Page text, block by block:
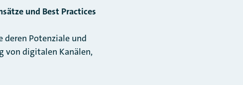
und Best Practices
Potenziale und
von digitalen Kanälen,